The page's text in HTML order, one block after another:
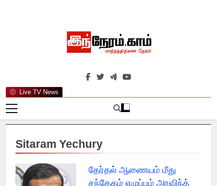
Live TV News
இந்நேரம்.காம்
செய்திகளுக்கு அப்பால்…
Sitaram Yechury
தேர்தல் ஆணையம் மீது
சந்தேகம் எழுப்பும் அரவிந்த்